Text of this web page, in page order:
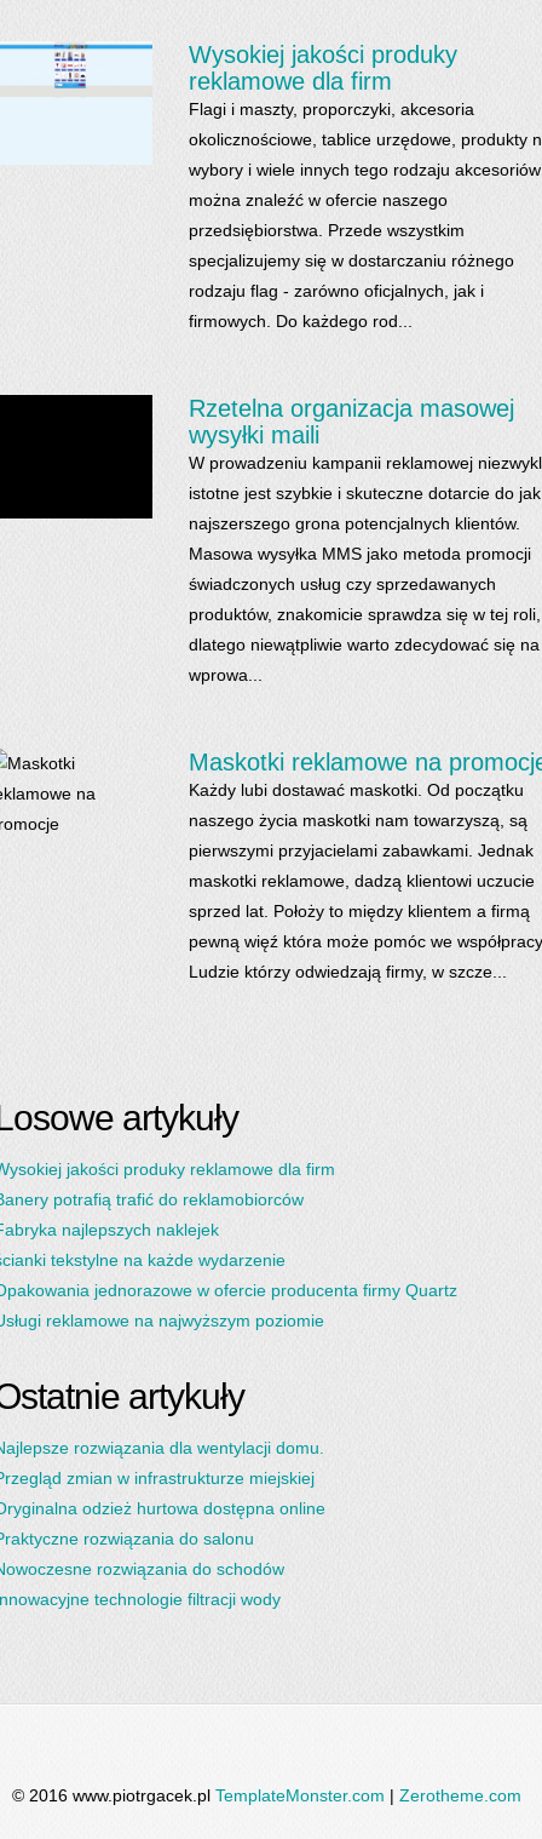
Wysokiej jakości produky
reklamowe dla firm
Flagi i maszty, proporczyki, akcesoria
okolicznościowe, tablice urzędowe, produkty
wybory i wiele innych tego rodzaju akcesoriów
można znaleźć w ofercie naszego
przedsiębiorstwa. Przede wszystkim
specjalizujemy się w dostarczaniu różnego
rodzaju flag - zarówno oficjalnych, jak i
firmowych. Do każdego rod...
Rzetelna organizacja masowej
wysyłki maili
W prowadzeniu kampanii reklamowej
istotne jest szybkie i skuteczne dotarcie do jak
najszerszego grona potencjalnych klientów.
Masowa wysyłka MMS jako metoda promocji
świadczonych usług czy sprzedawanych
produktów, znakomicie sprawdza się w tej roli,
dlatego niewątpliwie warto zdecydować się na
wprowa...
Maskotki reklamowe na
Każdy lubi dostawać maskotki. Od początku
naszego życia maskotki nam towarzyszą, są
pierwszymi przyjacielami zabawkami. Jednak
maskotki reklamowe, dadzą klientowi uczucie
sprzed lat. Położy to między klientem a firmą
pewną więź która może pomóc we
Ludzie którzy odwiedzają firmy, w szcze...
artykuły
jakości produky reklamowe dla firm
potrafią trafić do reklamobiorców
najlepszych naklejek
tekstylne na każde wydarzenie
jednorazowe w ofercie producenta firmy Quartz
reklamowe na najwyższym poziomie
artykuły
rozwiązania dla wentylacji domu.
zmian w infrastrukturze miejskiej
odzież hurtowa dostępna online
rozwiązania do salonu
rozwiązania do schodów
technologie filtracji wody
© 2016 www.piotrgacek.pl TemplateMonster.com | Zerotheme.com